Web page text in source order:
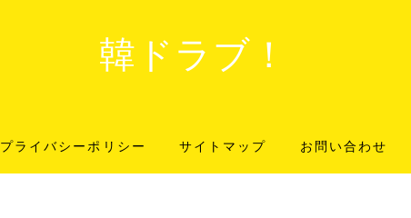
韓ドラブ！
プライバシーポリシー サイトマップ お問い合わせ